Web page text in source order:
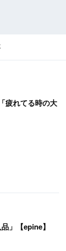
疲れてる時の大
」【epine】